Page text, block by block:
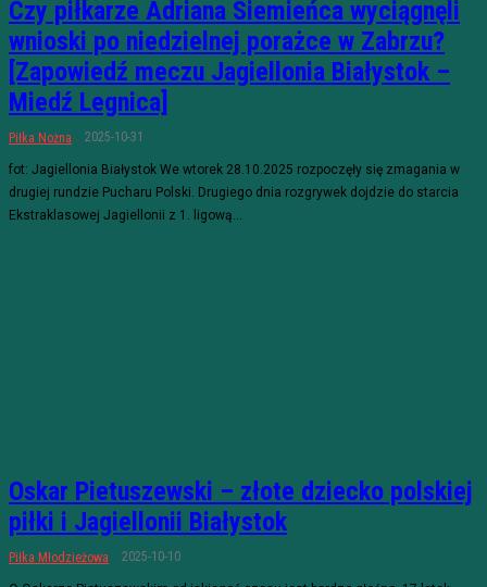
Czy piłkarze Adriana Siemieńca wyciągnęli
wnioski po niedzielnej porażce w Zabrzu?
[Zapowiedź meczu Jagiellonia Białystok –
Miedź Legnica]
Piłka Nożna 2025-10-31
fot: Jagiellonia Białystok We wtorek 28.10.2025 rozpoczęły się zmagania w
drugiej rundzie Pucharu Polski. Drugiego dnia rozgrywek dojdzie do starcia
Ekstraklasowej Jagiellonii z 1. ligową...
Oskar Pietuszewski – złote dziecko polskiej
piłki i Jagiellonii Białystok
Piłka Młodzieżowa 2025-10-10